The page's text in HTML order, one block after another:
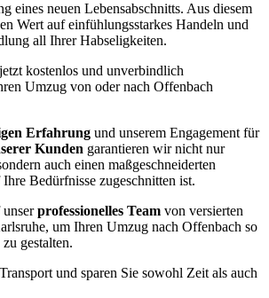
eines neuen Lebensabschnitts. Aus diesem
Wert auf einfühlungsstarkes Handeln und
all Ihrer Habseligkeiten.
kostenlos und unverbindlich
Umzug von oder nach Offenbach
Erfahrung und unserem Engagement für
Kunden garantieren wir nicht nur
auch einen maßgeschneiderten
Bedürfnisse zugeschnitten ist.
unserprofessionelles Team von versierten
um Ihren Umzug nach Offenbach so
gestalten.
und sparen Sie sowohl Zeit als auch